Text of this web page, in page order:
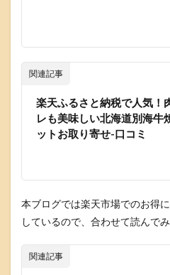
関連記事
楽天ふるさと納税で人気！
レも美味しい北海道別海牛
ットお取り寄せ-口コミ
本ブログでは楽天市場でのお得
しているので、合わせて読んで
関連記事